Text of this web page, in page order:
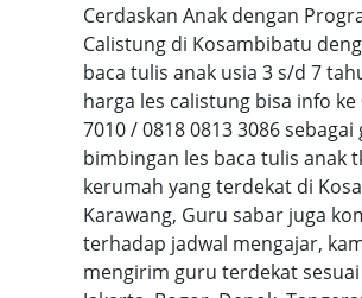
Cerdaskan Anak dengan
Calistung di Kosambibatu
baca tulis anak usia 3 s/d 7
harga les calistung bisa info ke
7010 / 0818 0813 3086
bimbingan les baca tulis anak
kerumah yang terdekat di
Karawang, Guru sabar juga
terhadap jadwal mengajar,
mengirim guru terdekat